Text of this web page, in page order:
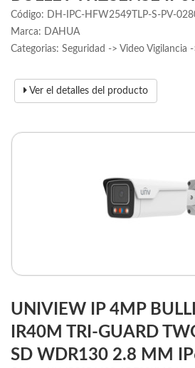
Código: DH-IPC-HFW2549TLP-S-PV-
Marca: DAHUA
Categorias: Seguridad -> Video Vigilancia
Ver el detalles del producto
UNIVIEW IP 4MP
IR40M TRI-GUARD
SD WDR130 2.8 MM